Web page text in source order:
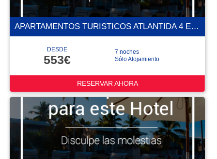
APARTAMENTOS TURISTICOS ATLANTIDA 4 ESTRELLAS
DESDE
553€
7 noches
Sólo Alojamiento
RESERVAR AHORA